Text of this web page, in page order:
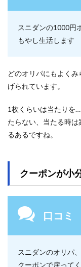
スニダンの1000円
もやし生活します
どのオリパにもよく
げられています。
1枚くらいは当たりを
たらない、当たる時
るあるですね。
クーポンが小
口コミ
スニダンのオリパ
クーポンで戻って